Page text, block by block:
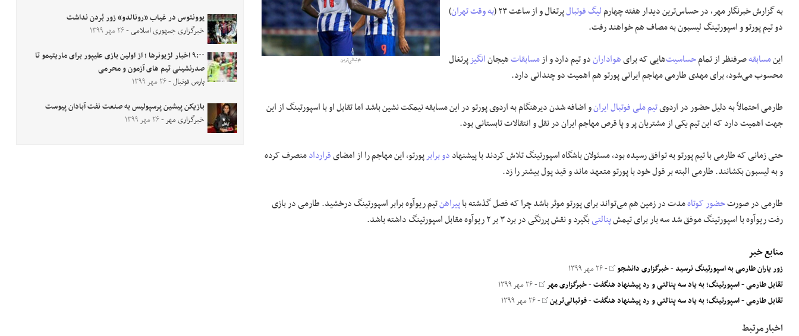
فوتبالی‌ترین
به گزارش خبرنگار مهر، در حساس‌ترین دیدار هفته چهارملیگ فوتبالپرتغال و از ساعت ۲۳ ( به وقت تهران)
دو تیم پورتو و اسپورتینگ لیسبون به مصاف هم خواهند رفت.
اینمسابقهصرفنظر از تمامحساسیت‌هایی که برایهواداراندو تیم دارد و ازمسابقاتهیجانانگیزپرتغال
محسوب می‌شود، برای مهدی طارمی مهاجم ایرانی پورتو هم اهمیت دو چندانی دارد.
طارمی احتمالاً به دلیل حضور در اردویتیم ملی فوتبال ایرانو اضافه شدن دیرهنگام به اردوی پورتو در این مسابقه نیمکت نشین باشد اما تقابل او با اسپورتینگ از این
جهت اهمیت دارد که این تیم یکی از مشتریان پر و پا قرص مهاجم ایران در نقل و انتقالات تابستانی بود.
حتی زمانی که طارمی با تیم پورتو به توافق رسیده بود، مسئولان باشگاه اسپورتینگ تلاش کردند با پیشنهاددو برابرپورتو، این مهاجم را از امضایقراردادمنصرف کرده
و به لیسبون بکشانند. طارمی البته بر قول خود با پورتو متعهد ماند و قید پول بیشتر را زد.
طارمی در صورتحضور کوتاهمدت در زمین هم می‌تواند برای پورتو موثر باشد چرا که فصل گذشته باپیراهنتیم ریوآوه برابر اسپورتینگ درخشید. طارمی در بازی
رفت ریوآوه با اسپورتینگ موفق شد سه بار برای تیمشپنالتیبگیرد و نقش پررنگی در برد ۳ بر ۲ ریوآوه مقابل اسپورتینگ داشته باشد.
منابع خبر
زور یاران طارمی به اسپورتینگ نرسید-خبرگزاری دانشجو - ۲۶ مهر ۱۳۹۹
تقابل طارمی - اسپورتینگ؛ به یاد سه پنالتی و رد پیشنهاد هنگفت-خبرگزاری مهر - ۲۶ مهر ۱۳۹۹
تقابل طارمی - اسپورتینگ؛ به یاد سه پنالتی و رد پیشنهاد هنگفت-فوتبالی‌ترین - ۲۶ مهر ۱۳۹۹
اخبار مرتبط
یوونتوس در غیاب «رونالدو» زور بُردن نداشت
خبرگزاری جمهوری اسلامی- ۲۶ مهر ۱۳۹۹
۹:۰۰ اخبار لژیونرها ؛ از اولین بازی علیپور برای ماریتیمو تا
صدرنشینی تیم های آزمون و محرمی
پارس فوتبال- ۲۶ مهر ۱۳۹۹
بازیکن پیشین پرسپولیس به صنعت نفت آبادان پیوست
خبرگزاری مهر- ۲۶ مهر ۱۳۹۹